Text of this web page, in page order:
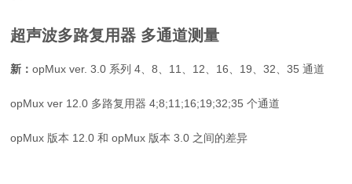
超声波多路复用器 多通道测量
新：opMux ver. 3.0 系列 4、8、11、12、16、19、32、35 通道
opMux ver 12.0 多路复用器 4;8;11;16;19;32;35 个通道
opMux 版本 12.0 和 opMux 版本 3.0 之间的差异